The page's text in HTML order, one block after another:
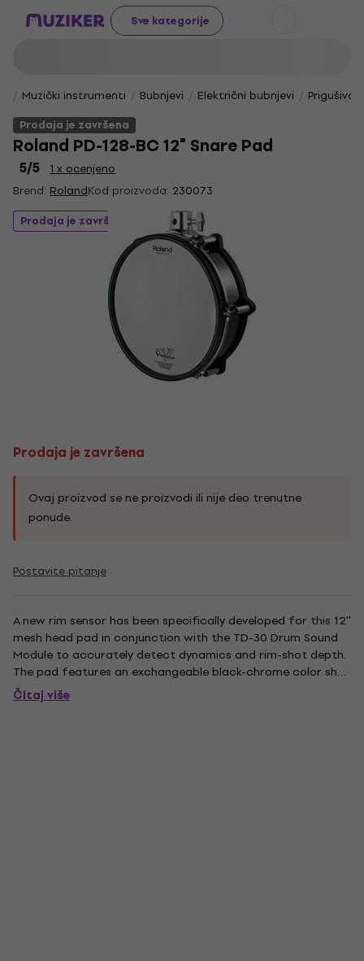
Sve kategorije
Muzički instrumenti Bubnjevi Električni bubnjevi
Prodaja je završena
Roland PD-128-BC 12" Snare Pad
5/5
1 x ocenjeno
Brend: RolandKod proizvoda: 230073
Prodaja je završena
Prodaja je završena
Ovaj proizvod se ne proizvodi ili nije deo trenutne
ponude.
Postavite pitanje
A new rim sensor has been specifically developed for this 12''
mesh head pad in conjunction with the TD-30 Drum Sound
Module to accurately detect dynamics and rim-shot depth.
The pad features an exchangeable black-chrome color shell
wrap. The PD-128 is designed as a tom pad, and comes with
a two way mount holder. Diameter: 358 mm. Weight: 3 kg.
Čitaj više